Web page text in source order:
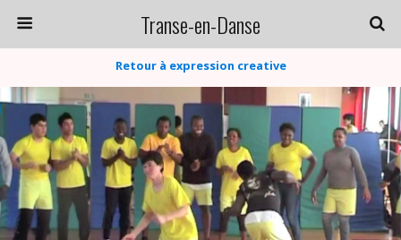
Transe-en-Danse
Retour à expression creative